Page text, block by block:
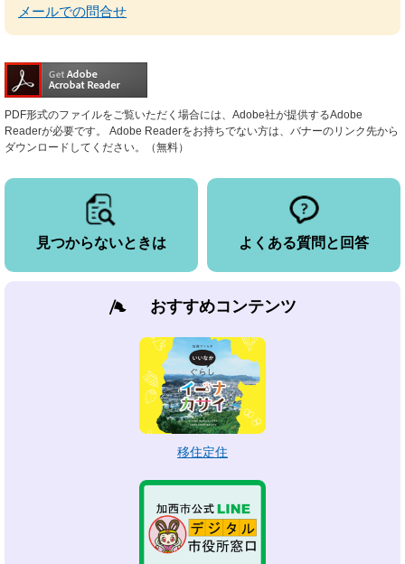
メールでの問合せ
PDF形式のファイルをご覧いただく場合には、Adobe社が提供するAdobe
Readerが必要です。
Adobe Readerをお持ちでない方は、バナーのリンク先から
ダウンロードしてください。（無料）
見つからないときは よくある質問と回答
おすすめコンテンツ
移住定住